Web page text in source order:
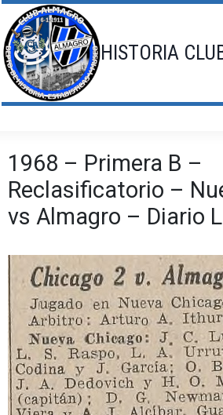
Saltar
al
contenido
HISTORIA
1968 – Primera B –
Reclasificatorio –
vs Almagro – Diario